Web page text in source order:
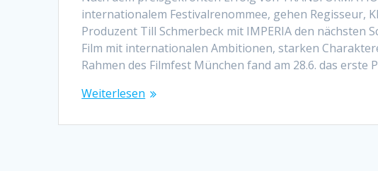
internationalem Festivalrenommee, gehen Regisseur,
Produzent Till Schmerbeck mit IMPERIA den nächsten
Film mit internationalen Ambitionen, starken
Rahmen des Filmfest München fand am 28.6. das erste
Weiterlesen